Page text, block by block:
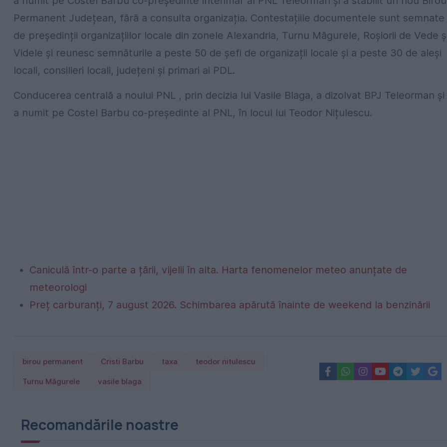
Permanent Județean, fără a consulta organizația. Contestațiile documentele sunt semnate
de președinții organizațiilor locale din zonele Alexandria, Turnu Măgurele, Roșiorii de Vede
Videle și reunesc semnăturile a peste 50 de șefi de organizații locale și a peste 30 de aleși
locali, consilieri locali, județeni și primari ai PDL.
Conducerea centrală a noului PNL , prin decizia lui Vasile Blaga, a dizolvat BPJ Teleorman
a numit pe Costel Barbu co-președinte al PNL, în locul lui Teodor Nițulescu.
Caniculă într-o parte a țării, vijelii în alta. Harta fenomenelor meteo anunțate de
meteorologi
Preț carburanți, 7 august 2026. Schimbarea apărută înainte de weekend la benzinării
birou permanent Cristi Barbu taxa teodor nitulescu
Turnu Măgurele vasile blaga
Recomandările noastre